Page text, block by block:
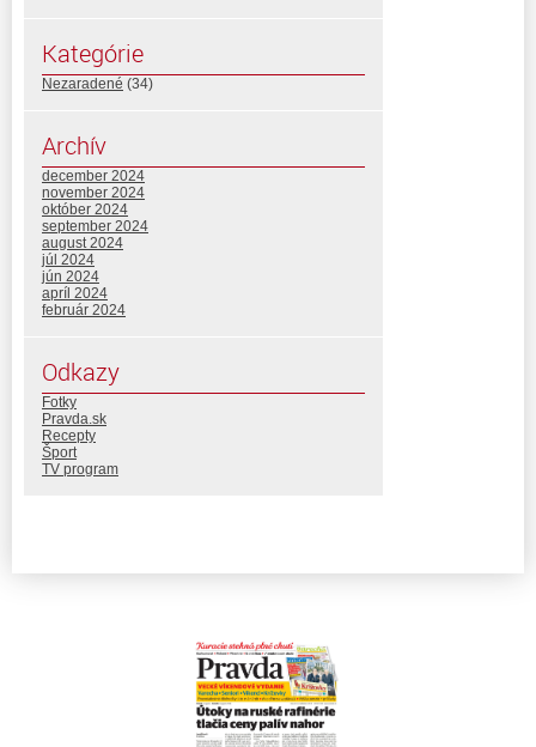
Kategórie
Nezaradené (34)
Archív
december 2024
november 2024
október 2024
september 2024
august 2024
júl 2024
jún 2024
apríl 2024
február 2024
Odkazy
Fotky
Pravda.sk
Recepty
Šport
TV program